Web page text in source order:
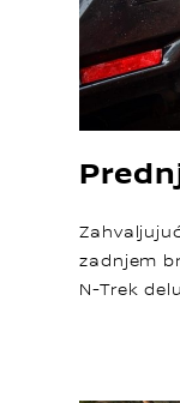
zadnjem
N-Trek